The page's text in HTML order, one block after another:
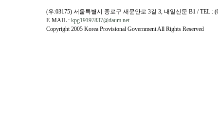
(우:03175) 서울특별시 종로구 새문안로 3길 3, 내일신문 B1 / TEL :
E-MAIL : kpg19197837@daum.net
Copyright 2005 Korea Provisional Government All Rights Reserved